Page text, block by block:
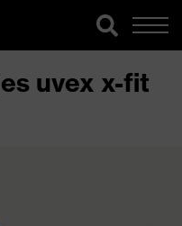
uvex x-fit